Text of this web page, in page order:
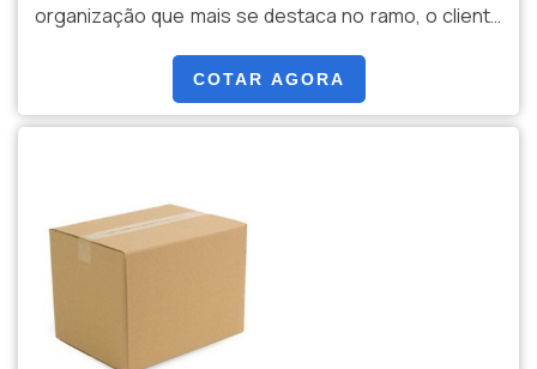
organização que mais se destaca no ramo, o cliente
garantia de adquirir produtos que solucionem
qualquer demanda.Quando o tema é venda de caixa
de papelão personalizada, com os melhores
fabricados conforme os parâmetros e ensaios
estabelecidos.MAIS SOBRE VENDA DE CAIXA DE
PAPELÃO PERSONALIZADAA Karpel Papel e
Embalagens canaliza seus recursos em oferecer
uma estrutura com escritório de alta qualidade onde
COTAR AGORA